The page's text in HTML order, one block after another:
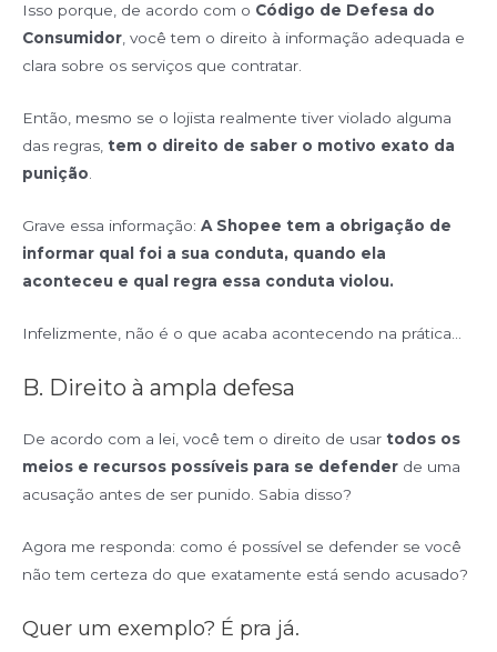
Isso porque, de acordo com o Código de Defesa do
Consumidor, você tem o direito à informação adequada e
clara sobre os serviços que contratar.
Então, mesmo se o lojista realmente tiver violado alguma
das regras, tem o direito de saber o motivo exato da
punição.
Grave essa informação: A Shopee tem a obrigação de
informar qual foi a sua conduta, quando ela
aconteceu e qual regra essa conduta violou.
Infelizmente, não é o que acaba acontecendo na prática…
B. Direito à ampla defesa
De acordo com a lei, você tem o direito de usar todos os
meios e recursos possíveis para se defender de uma
acusação antes de ser punido. Sabia disso?
Agora me responda: como é possível se defender se você
não tem certeza do que exatamente está sendo acusado?
Quer um exemplo? É pra já.